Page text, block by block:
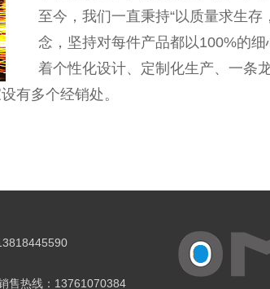
至今，我们一直秉持“以质量求生存
念，坚持对每件产品都以100%的
着个性化设计、定制化生产、一条
有多个经销处。
售热线：13761070384